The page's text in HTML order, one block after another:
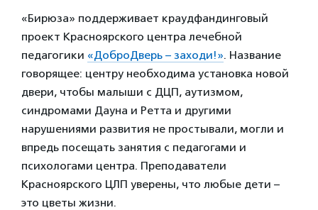
«Бирюза» поддерживает краудфандинговый
проект Красноярского центра лечебной
педагогики «ДоброДверь – заходи!». Название
говорящее: центру необходима установка новой
двери, чтобы малыши с ДЦП, аутизмом,
синдромами Дауна и Ретта и другими
нарушениями развития не простывали, могли и
впредь посещать занятия с педагогами и
психологами центра. Преподаватели
Красноярского ЦЛП уверены, что любые дети –
это цветы жизни.